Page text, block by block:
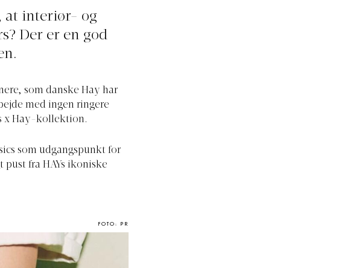
at interiør- og
Der er en god
som danske Hay har
med ingen ringere
x Hay-kollektion.
som udgangspunkt for
fra HAYs ikoniske
FOTO: PR